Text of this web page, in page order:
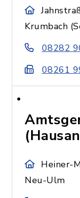
Krumbach
08282
08261
Heiner-
Neu-Ulm